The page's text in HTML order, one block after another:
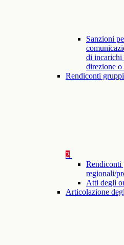
Sanzioni
di incarichi
direzione
Rendiconti
2
Rendiconti
regionali/
Atti degli
Articolazione